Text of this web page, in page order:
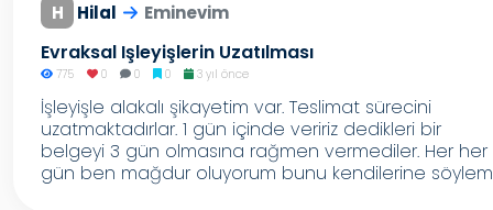
H Hilal Eminevim
Evraksal Işleyişlerin Uzatılması
775 0 0 0 3 yıl önce
İşleyişle alakalı şikayetim var. Teslimat sürecini
uzatmaktadırlar. 1 gün içinde veririz dedikleri bir
belgeyi 3 gün olmasına rağmen vermediler. Her her
gün ben mağdur oluyorum bunu kendilerine